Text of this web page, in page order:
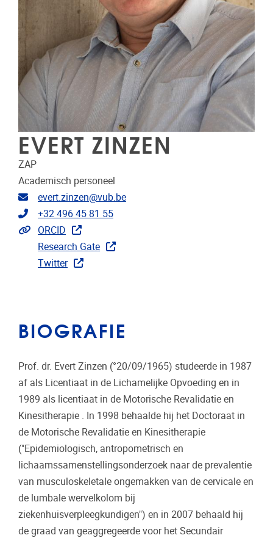
EVERT ZINZEN
ZAP
Academisch personeel
E-mailadres
evert.zinzen@vub.be
Telefoonnummer
+32 496 45 81 55
Extra links
ORCID
Research Gate
Twitter
BIOGRAFIE
Prof. dr. Evert Zinzen (°20/09/1965) studeerde in 1987
af als Licentiaat in de Lichamelijke Opvoeding en in
1989 als licentiaat in de Motorische Revalidatie en
Kinesitherapie . In 1998 behaalde hij het Doctoraat in
de Motorische Revalidatie en Kinesitherapie
("Epidemiologisch, antropometrisch en
lichaamssamenstellingsonderzoek naar de prevalentie
van musculoskeletale ongemakken van de cervicale en
de lumbale wervelkolom bij
ziekenhuisverpleegkundigen") en in 2007 behaald hij
de graad van geaggregeerde voor het Secundair